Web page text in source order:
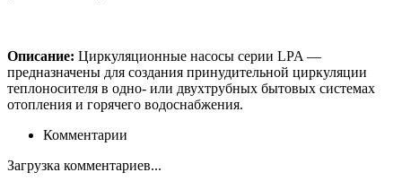
Описание: Циркуляционные насосы серии LPA —
предназначены для создания принудительной циркуляции
теплоносителя в одно- или двухтрубных бытовых системах
отопления и горячего водоснабжения.
Комментарии
Загрузка комментариев...